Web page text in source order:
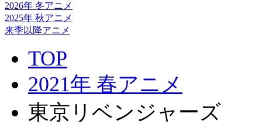
2026年 冬アニメ
2025年 秋アニメ
来季以降アニメ
TOP
2021年 春アニメ
東京リベンジャーズ